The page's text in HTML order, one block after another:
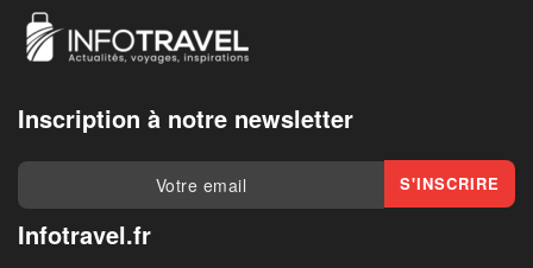
Inscription à notre newsletter
Infotravel.fr